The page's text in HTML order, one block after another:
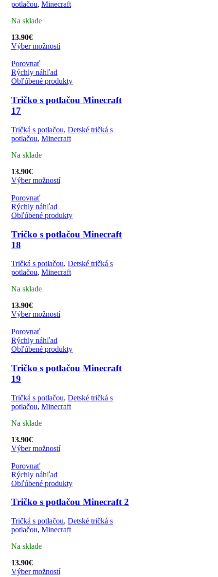
potlačou, Minecraft
Na sklade
13.90€
Výber možností
Porovnať
Rýchly náhľad
Obľúbené produkty
Tričko s potlačou Minecraft
17
Tričká s potlačou, Detské tričká s
potlačou, Minecraft
Na sklade
13.90€
Výber možností
Porovnať
Rýchly náhľad
Obľúbené produkty
Tričko s potlačou Minecraft
18
Tričká s potlačou, Detské tričká s
potlačou, Minecraft
Na sklade
13.90€
Výber možností
Porovnať
Rýchly náhľad
Obľúbené produkty
Tričko s potlačou Minecraft
19
Tričká s potlačou, Detské tričká s
potlačou, Minecraft
Na sklade
13.90€
Výber možností
Porovnať
Rýchly náhľad
Obľúbené produkty
Tričko s potlačou Minecraft 2
Tričká s potlačou, Detské tričká s
potlačou, Minecraft
Na sklade
13.90€
Výber možností